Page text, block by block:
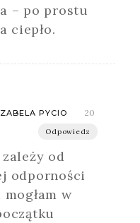
– po prostu
ciepło.
PYCIO
20
Odpowiedz
od
odporności
w